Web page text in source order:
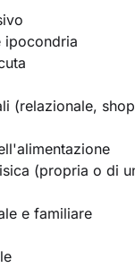
ipocondria
(relazionale,
(propria o di
e familiare